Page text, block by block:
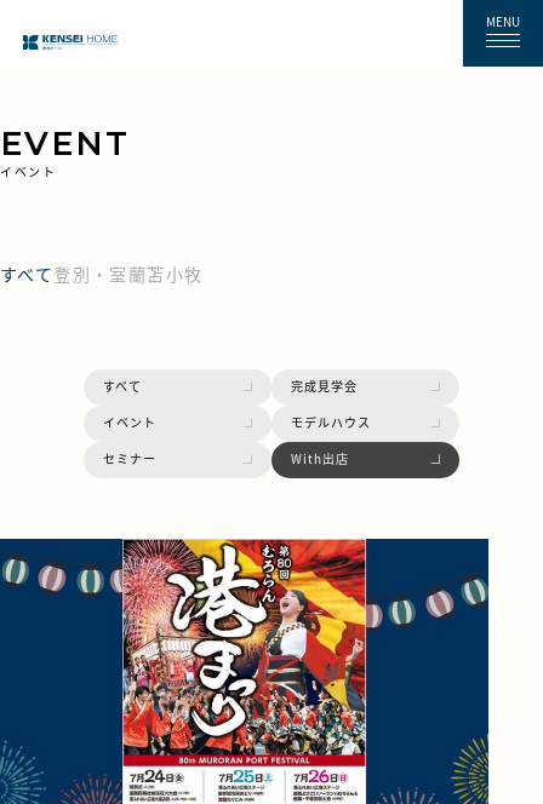
MENU
EVENT
イベント
すべて登別・室蘭苫小牧
すべて
完成見学会
イベント
モデルハウス
セミナー
With出店